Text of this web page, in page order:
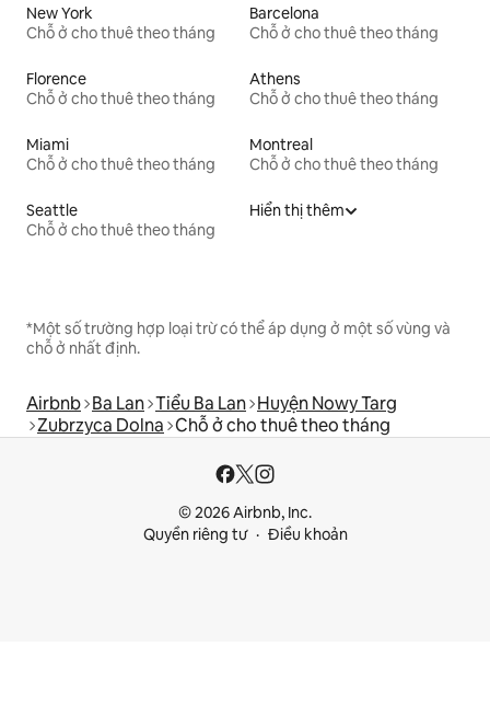
New York
Chỗ ở cho thuê theo tháng
Barcelona
Chỗ ở cho thuê theo tháng
Florence
Chỗ ở cho thuê theo tháng
Athens
Chỗ ở cho thuê theo tháng
Miami
Chỗ ở cho thuê theo tháng
Montreal
Chỗ ở cho thuê theo tháng
Seattle
Chỗ ở cho thuê theo tháng
Hiển thị thêm
*Một số trường hợp loại trừ có thể áp dụng ở một số vùng và
chỗ ở nhất định.
Airbnb Ba Lan Tiểu Ba Lan Huyện Nowy Targ
Zubrzyca Dolna Chỗ ở cho thuê theo tháng
© 2026 Airbnb, Inc.
Quyền riêng tư
Điều khoản